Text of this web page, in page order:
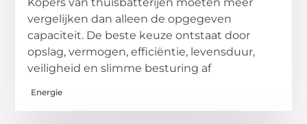
vergelijken dan alleen de opgegeven
capaciteit. De beste keuze ontstaat door
opslag, vermogen, efficiëntie, levensduur,
veiligheid en slimme besturing af
Energie